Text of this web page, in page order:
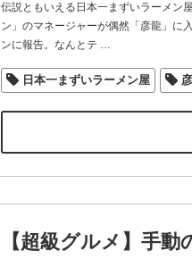
伝説ともいえる日本一まずいラーメン
ン」のマネージャーが偶然「彦龍」に
ンに報告。なんとテ …
日本一まずいラーメン屋
【超級グルメ】手